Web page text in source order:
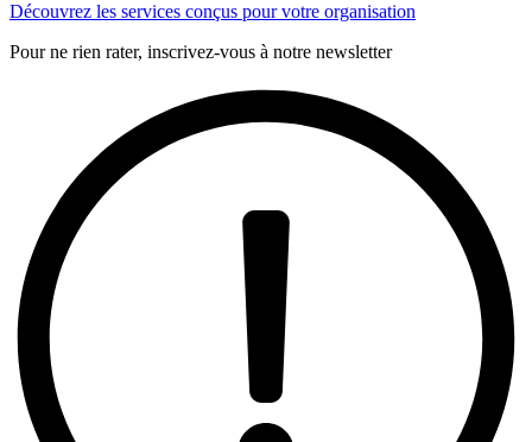
Découvrez les services conçus pour votre organisation
Pour ne rien rater, inscrivez-vous à notre newsletter